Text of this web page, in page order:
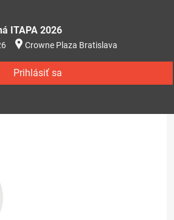
ITAPA 2026
Crowne Plaza Bratislava
Prihlásiť sa